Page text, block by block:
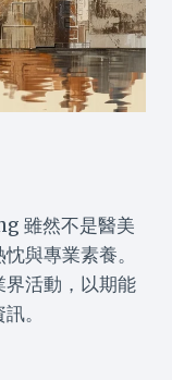
雖然不是醫美
與專業素養。
活動，以期能
。